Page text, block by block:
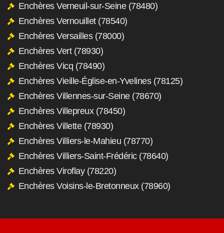
Enchères Verneuil-sur-Seine (78480)
Enchères Vernouillet (78540)
Enchères Versailles (78000)
Enchères Vert (78930)
Enchères Vicq (78490)
Enchères Vieille-Église-en-Yvelines (78125)
Enchères Villennes-sur-Seine (78670)
Enchères Villepreux (78450)
Enchères Villette (78930)
Enchères Villiers-le-Mahieu (78770)
Enchères Villiers-Saint-Frédéric (78640)
Enchères Viroflay (78220)
Enchères Voisins-le-Bretonneux (78960)